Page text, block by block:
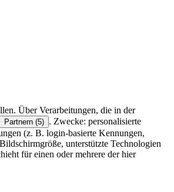
Über Verarbeitungen, die in der
Partnern (5) . Zwecke: personalisierte
(z. B. login-basierte Kennungen,
unterstützte Technologien
für einen oder mehrere der hier